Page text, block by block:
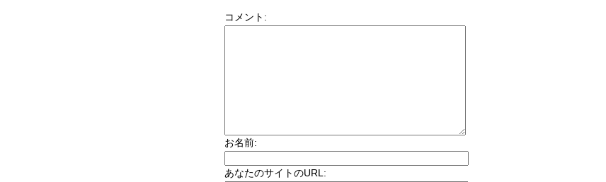
コメント:
お名前:
あなたのサイトのURL: